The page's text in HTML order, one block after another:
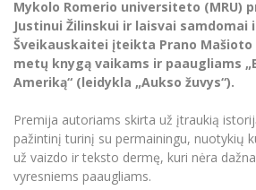
Universiteto teatras
MRU pop vokalinis
Novikas)
MRU merginų choras
Neformaliuoju ir (ar)
kompetencijų
Studijų organizavimas
Erasmus+ mobilumas
Kitos galimybės
Partnerystės
Azijos centras
Vilniaus Karaliaus
Frankofoniškų šalių
Emocinė gerovė
Mokslo laboratorijos
Žmogaus, aplinkos ir
Projektai
Akademinė leidyba
Veiklos dokumentai
Akademinė etika
Universiteto simbolika
Atributika
Sūduvos akademija
Tinklalaidės
Bakalauro studijos
Magistrantūros studijos
Švietimo ir kultūros vadovų
Teisės LL.M.
Papildomosios studijos
Mykolo Romerio universiteto (MRU)
Justinui Žilinskui ir laisvai
Šveikauskaitei įteikta Prano
metų knygą vaikams ir paaugliams
Ameriką“ (leidykla „Aukso žuvys“).
Premija autoriams skirta už įtraukią
pažintinį turinį su permainingu, nuotykių
už vaizdo ir teksto dermę, kuri nėra
vyresniems paaugliams.